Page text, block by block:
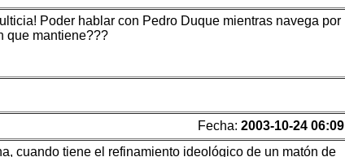
Poder hablar con Pedro Duque mientras navega por
que mantiene???
Fecha: 2003-10-24 06:09
cuando tiene el refinamiento ideológico de un matón de